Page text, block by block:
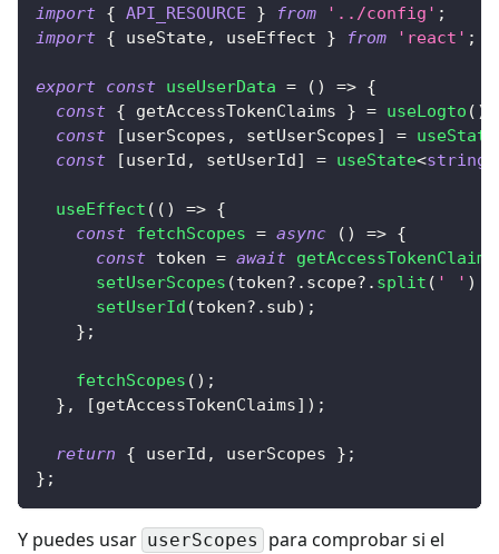
import { API_RESOURCE } from '../config' ;
import { useState, useEffect } from 'react' ;
export const useUserData = ( ) => {
const { getAccessTokenClaims } = useLogto ( )
const
[userScopes , setUserScopes] = useState
const
[userId , setUserId] = useState<string
useEffect ( ( ) => {
const fetchScopes = async ( ) => {
const token = await getAccessTokenClaims
setUserScopes (token?. scope?. split ( ' ' )
setUserId (token?. sub) ;
} ;
fetchScopes ( ) ;
} , [getAccessTokenClaims] ) ;
return { userId , userScopes } ;
} ;
Y puedes usar userScopes
para comprobar si el